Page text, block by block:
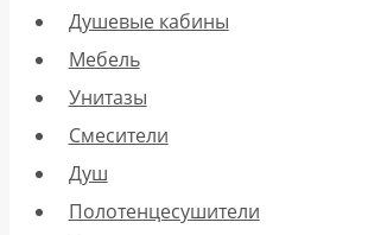
Душевые кабины
Мебель
Унитазы
Смесители
Душ
Полотенцесушители